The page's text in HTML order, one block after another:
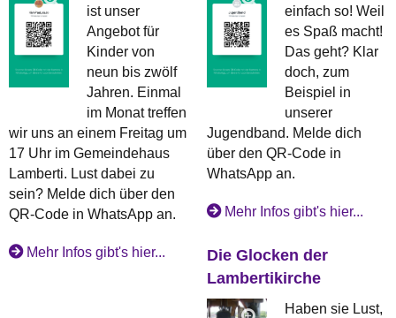
ist unser
Angebot für
Kinder von
neun bis zwölf
Jahren. Einmal
im Monat treffen
wir uns an einem Freitag um
17 Uhr im Gemeindehaus
Lamberti. Lust dabei zu
sein? Melde dich über den
QR-Code in WhatsApp an.
Mehr Infos gibt's hier...
einfach so! Weil
es Spaß macht!
Das geht? Klar
doch, zum
Beispiel in
unserer
Jugendband. Melde dich
über den QR-Code in
WhatsApp an.
Mehr Infos gibt's hier...
Die Glocken der
Lambertikirche
Haben sie Lust,